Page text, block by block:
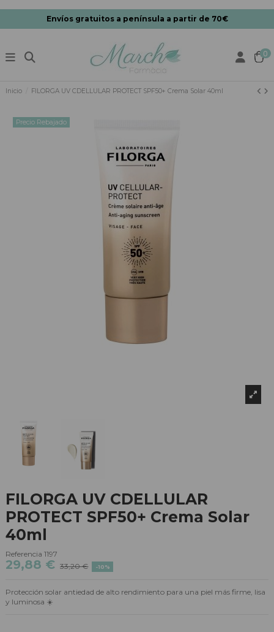
Envíos gratuitos a península a partir de 70€
0
Inicio FILORGA UV CDELLULAR PROTECT SPF50+ Crema Solar 40ml
Precio Rebajado
FILORGA UV CDELLULAR
PROTECT SPF50+ Crema Solar
40ml
Referencia 1197
29,88 € 33,20 € -10%
Protección solar antiedad de alto rendimiento para una piel más firme, lisa
y luminosa ☀️